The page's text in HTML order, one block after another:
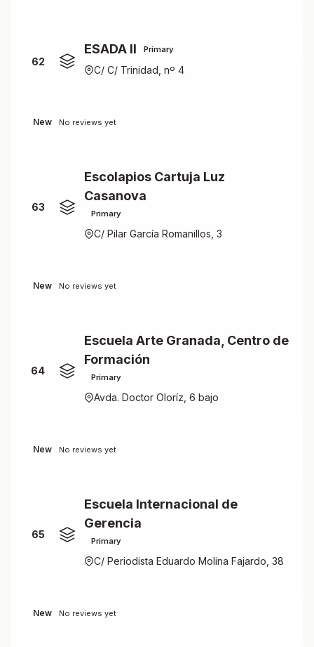
62
ESADA II Primary
C/ C/ Trinidad, nº 4
New No reviews yet
63
Escolapios Cartuja Luz
Casanova
Primary
C/ Pilar García Romanillos, 3
New No reviews yet
64
Escuela Arte Granada, Centro de
Formación
Primary
Avda. Doctor Oloríz, 6 bajo
New No reviews yet
65
Escuela Internacional de
Gerencia
Primary
C/ Periodista Eduardo Molina Fajardo, 38
New No reviews yet